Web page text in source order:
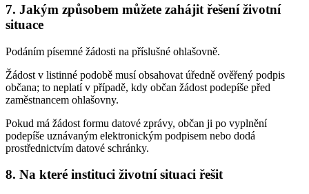
7. Jakým způsobem můžete zahájit řešení životní
situace
Podáním písemné žádosti na příslušné ohlašovně.
Žádost v listinné podobě musí obsahovat úředně ověřený podpis
občana; to neplatí v případě, kdy občan žádost podepíše před
zaměstnancem ohlašovny.
Pokud má žádost formu datové zprávy, občan ji po vyplnění
podepíše uznávaným elektronickým podpisem nebo dodá
prostřednictvím datové schránky.
8. Na které instituci životní situaci řešit